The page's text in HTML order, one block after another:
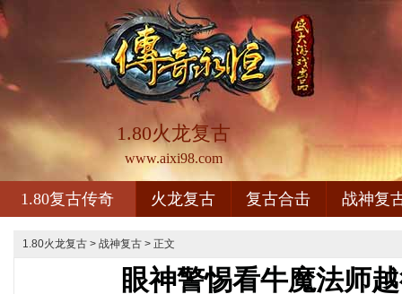
1.80火龙复古
www.aixi98.com
1.80复古传奇 火龙复古 复古合击 战神复
1.80火龙复古 > 战神复古 > 正文
眼神警惕看牛魔法师